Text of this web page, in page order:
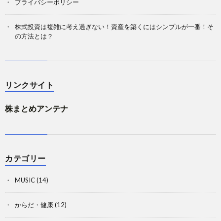
プライバシーポリシー
株式投資は複雑に考え過ぎない！資産を築くにはシンプルが一番！そ
の方法とは？
リンクサイト
株まとめアンテナ
カテゴリー
MUSIC(14)
からだ・健康(12)